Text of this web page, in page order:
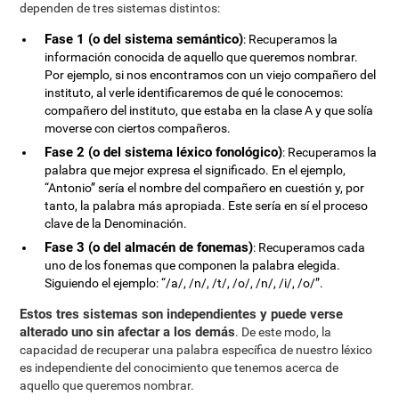
dependen de tres sistemas distintos:
Fase 1 (o del sistema semántico): Recuperamos la
información conocida de aquello que queremos nombrar.
Por ejemplo, si nos encontramos con un viejo compañero del
instituto, al verle identificaremos de qué le conocemos:
compañero del instituto, que estaba en la clase A y que solía
moverse con ciertos compañeros.
Fase 2 (o del sistema léxico fonológico): Recuperamos la
palabra que mejor expresa el significado. En el ejemplo,
“Antonio” sería el nombre del compañero en cuestión y, por
tanto, la palabra más apropiada. Este sería en sí el proceso
clave de la Denominación.
Fase 3 (o del almacén de fonemas): Recuperamos cada
uno de los fonemas que componen la palabra elegida.
Siguiendo el ejemplo: “/a/, /n/, /t/, /o/, /n/, /i/, /o/”.
Estos tres sistemas son independientes y puede verse
alterado uno sin afectar a los demás. De este modo, la
capacidad de recuperar una palabra específica de nuestro léxico
es independiente del conocimiento que tenemos acerca de
aquello que queremos nombrar.